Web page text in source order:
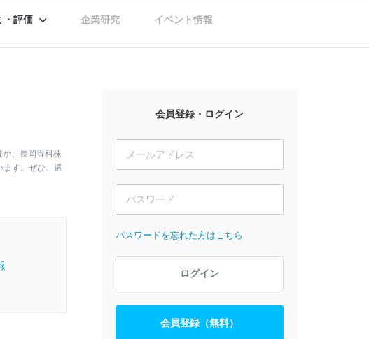
・評価 企業研究 イベント情報
、長岡香料株
ます。ぜひ、選
会員登録・ログイン
パスワードを忘れた方はこちら
ログイン
会員登録（無料）